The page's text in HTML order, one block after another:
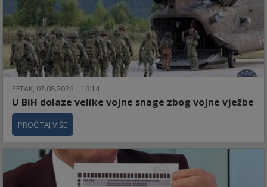
PETAK, 07.08.2026 | 16:14
U BiH dolaze velike vojne snage zbog vojne vježbe
PROČITAJ VIŠE